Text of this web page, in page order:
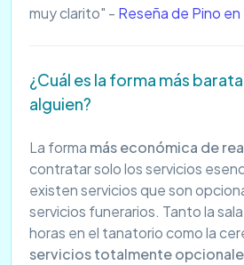
muy clarito" - Reseña de Pino
¿Cuál es la forma más
alguien?
La forma más económica de
contratar solo los servicios
existen servicios que son
servicios funerarios. Tanto la
horas en el tanatorio como la
servicios totalmente